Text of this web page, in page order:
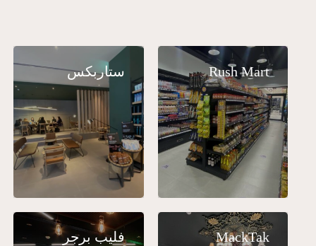
ستاربكس Rush Mart
فليب برجر MackTak